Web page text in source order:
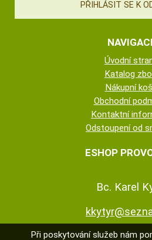
Úvodní
Katalog
Nákupní
Obchodní
Kontaktní
Odstoupení od
ESHOP
Bc. Karel
Při poskytování služeb nám